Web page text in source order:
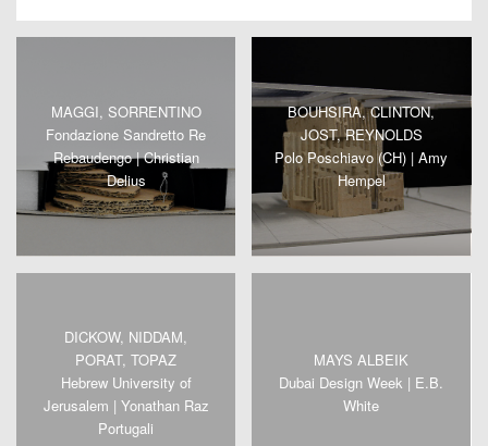
MAGGI, SORRENTINO
Fondazione Sandretto Re
Rebaudengo | Christian
Delius
BOUHSIRA, CLINTON,
JOST, REYNOLDS
Polo Poschiavo (CH) | Amy
Hempel
DICKOW, NIDDAM,
PORAT, TOPAZ
Hebrew University of
Jerusalem | Yonathan Raz
Portugali
MAYS ALBEIK
Dubai Design Week | E.B.
White